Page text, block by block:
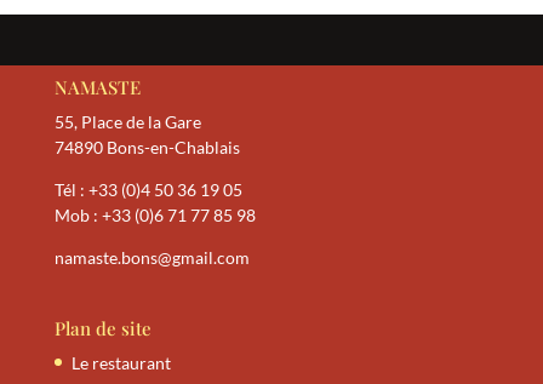
NAMASTE
55, Place de la Gare
74890 Bons-en-Chablais
Tél : +33 (0)4 50 36 19 05
Mob : +33 (0)6 71 77 85 98
namaste.bons@gmail.com
Plan de site
Le restaurant